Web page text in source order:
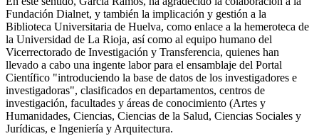
Fundación Dialnet, y también la implicación y gestión a la
Biblioteca Universitaria de Huelva, como enlace a la hemeroteca de
la Universidad de La Rioja, así como al equipo humano del
Vicerrectorado de Investigación y Transferencia, quienes han
llevado a cabo una ingente labor para el ensamblaje del Portal
Científico "introduciendo la base de datos de los investigadores e
investigadoras", clasificados en departamentos, centros de
investigación, facultades y áreas de conocimiento (Artes y
Humanidades, Ciencias, Ciencias de la Salud, Ciencias Sociales y
Jurídicas, e Ingeniería y Arquitectura.